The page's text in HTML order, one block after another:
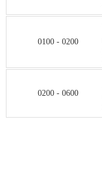
0100 - 0200
0200 - 0600